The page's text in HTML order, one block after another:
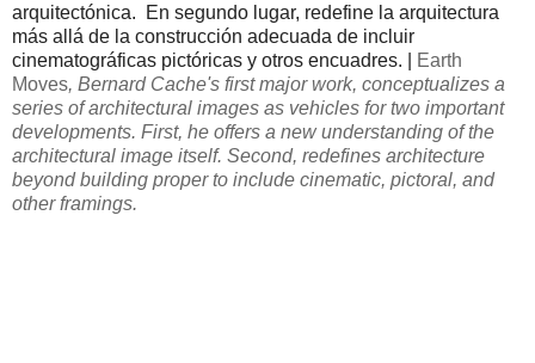
arquitectónica. En segundo lugar, redefine la arquitectura
más allá de la construcción adecuada de incluir
cinematográficas pictóricas y otros encuadres. |
Earth
Moves, Bernard Cache's first major work, conceptualizes a
series of architectural images as vehicles for two important
developments. First, he offers a new understanding of the
architectural image itself. Second, redefines architecture
beyond building proper to include cinematic, pictoral, and
other framings.